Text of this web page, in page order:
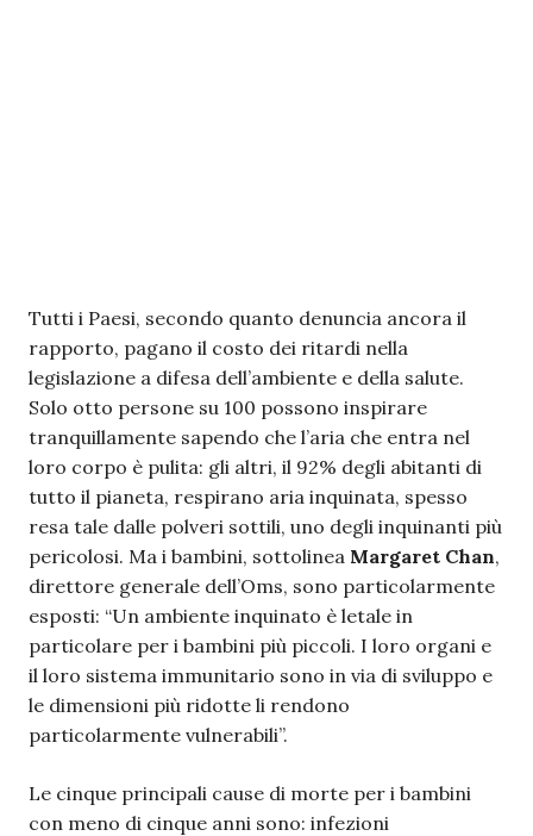
Tutti i Paesi, secondo quanto denuncia ancora il
rapporto, pagano il costo dei ritardi nella
legislazione a difesa dell’ambiente e della salute.
Solo otto persone su 100 possono inspirare
tranquillamente sapendo che l’aria che entra nel
loro corpo è pulita: gli altri, il 92% degli abitanti di
tutto il pianeta, respirano aria inquinata, spesso
resa tale dalle polveri sottili, uno degli inquinanti più
pericolosi. Ma i bambini, sottolinea Margaret Chan,
direttore generale dell’Oms, sono particolarmente
esposti: “Un ambiente inquinato è letale in
particolare per i bambini più piccoli. I loro organi e
il loro sistema immunitario sono in via di sviluppo e
le dimensioni più ridotte li rendono
particolarmente vulnerabili”.
Le cinque principali cause di morte per i bambini
con meno di cinque anni sono: infezioni